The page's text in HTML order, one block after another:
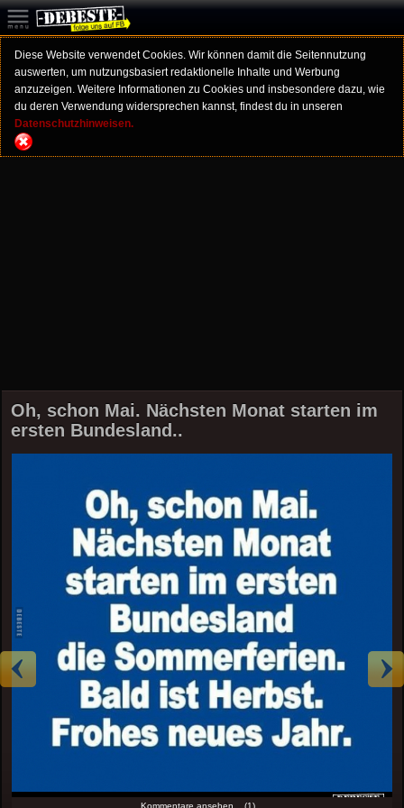
Diese Website verwendet Cookies. Wir können damit die Seitennutzung
auswerten, um nutzungsbasiert redaktionelle Inhalte und Werbung
anzuzeigen. Weitere Informationen zu Cookies und insbesondere dazu, wie
du deren Verwendung widersprechen kannst, findest du in unseren
Datenschutzhinweisen.
Oh, schon Mai. Nächsten Monat starten im
ersten Bundesland..
Kommentare ansehen... (1)